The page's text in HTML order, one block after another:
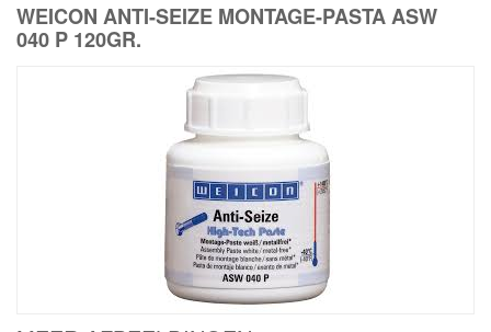
WEICON ANTI-SEIZE MONTAGE-PASTA ASW
040 P 120GR.